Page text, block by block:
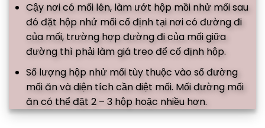
Cậy nơi có mối lên, làm ướt hộp mồi nhử mối sau
đó đặt hộp nhử mối cố định tại nơi có đường đi
của mối, trường hợp đường đi của mối giữa
đường thì phải làm giá treo để cố định hộp.
Số lượng hộp nhử mối tùy thuộc vào số đường
mối ăn và diện tích cần diệt mối. Mối đường mối
ăn có thể đặt 2 – 3 hộp hoặc nhiều hơn.